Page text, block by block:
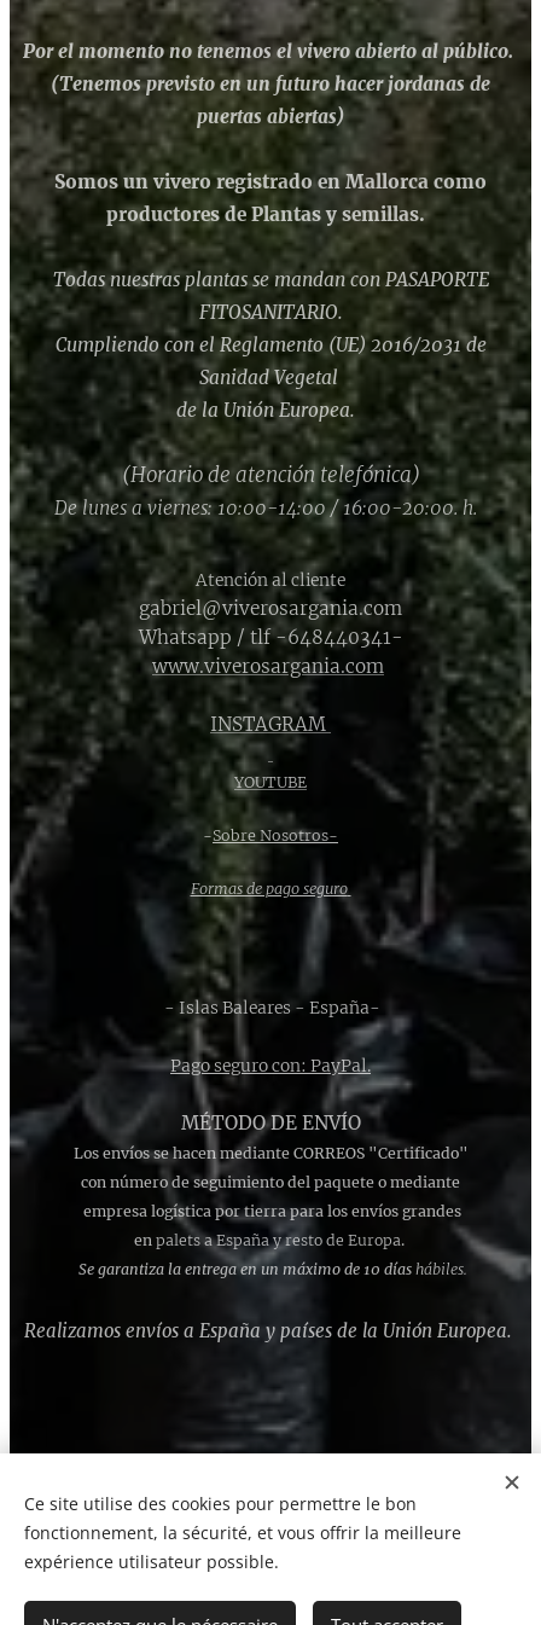
Por el momento no tenemos el vivero abierto al público.
(Tenemos previsto en un futuro hacer jordanas de
puertas abiertas)
Somos un vivero registrado en Mallorca como
productores de Plantas y semillas.
Todas nuestras plantas se mandan con PASAPORTE
FITOSANITARIO.
Cumpliendo con el Reglamento (UE) 2016/2031 de
Sanidad Vegetal
de la Unión Europea.
(Horario de atención telefónica)
De lunes a viernes: 10:00-14:00 / 16:00-20:00. h.
Atención al cliente
gabriel@viverosargania.com
Whatsapp / tlf -648440341-
www.viverosargania.com
INSTAGRAM
YOUTUBE
-Sobre Nosotros-
Formas de pago seguro
- Islas Baleares - España-
Pago seguro con: PayPal.
MÉTODO DE ENVÍO
Los envíos se hacen mediante CORREOS "Certificado"
con número de seguimiento del paquete o mediante
empresa logística por tierra para los envíos grandes
en palets a España y resto de Europa.
Se garantiza la entrega en un máximo de 10 días hábiles.
Realizamos envíos a España y países de la Unión Europea.
Cookies
Langues
Español
English Italiano Português
Ελληνικά
Ce site utilise des cookies pour permettre le bon
fonctionnement, la sécurité, et vous offrir la meilleure
expérience utilisateur possible.